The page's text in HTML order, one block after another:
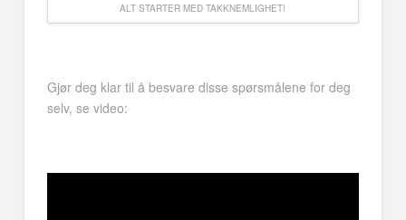
ALT STARTER MED TAKKNEMLIGHET!
Gjør deg klar til å besvare disse spørsmålene for deg
selv, se video: